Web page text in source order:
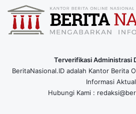
Terverifikasi Administrasi
BeritaNasional.ID adalah Kantor Berita
Informasi
Hubungi Kami :